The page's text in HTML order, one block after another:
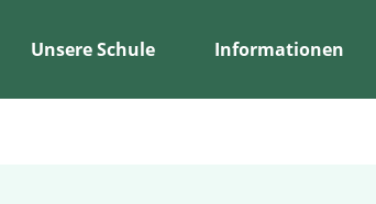
Unsere Schule Informationen